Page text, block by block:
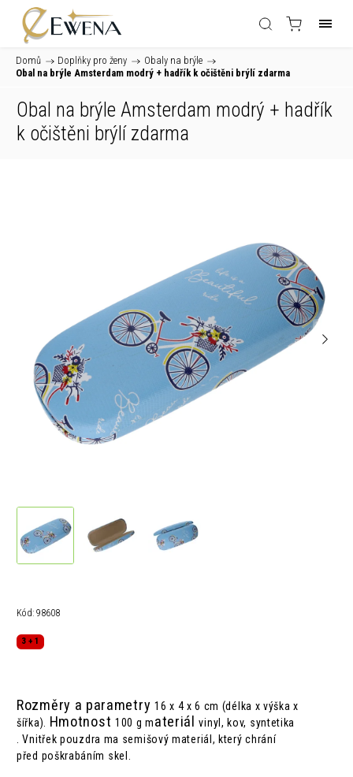
Domů / Doplňky pro ženy / Obaly na brýle /
Obal na brýle Amsterdam modrý + hadřík k očištěni brýlí zdarma
Obal na brýle Amsterdam modrý + hadřík
k očištěni brýlí zdarma
Kód: 98608
3 + 1
Rozměry a parametry 16 x 4 x 6 cm (délka x výška x
šířka). Hmotnost 100 g materiálvinyl, kov, syntetika
.Vnitřek pouzdra ma semišový materiál, který chrání
před poškrabáním skel.